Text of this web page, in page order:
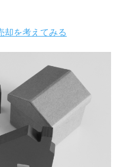
却を考えてみる